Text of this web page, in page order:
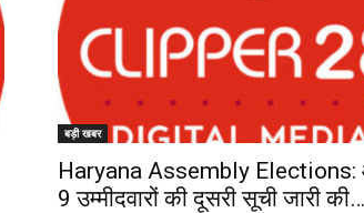
बड़ी खबर
Haryana Assembly
9 उम्मीदवारों की दूसरी सूची जारी की…